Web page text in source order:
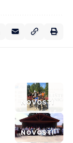
NOVOSTI
NOVOSTI